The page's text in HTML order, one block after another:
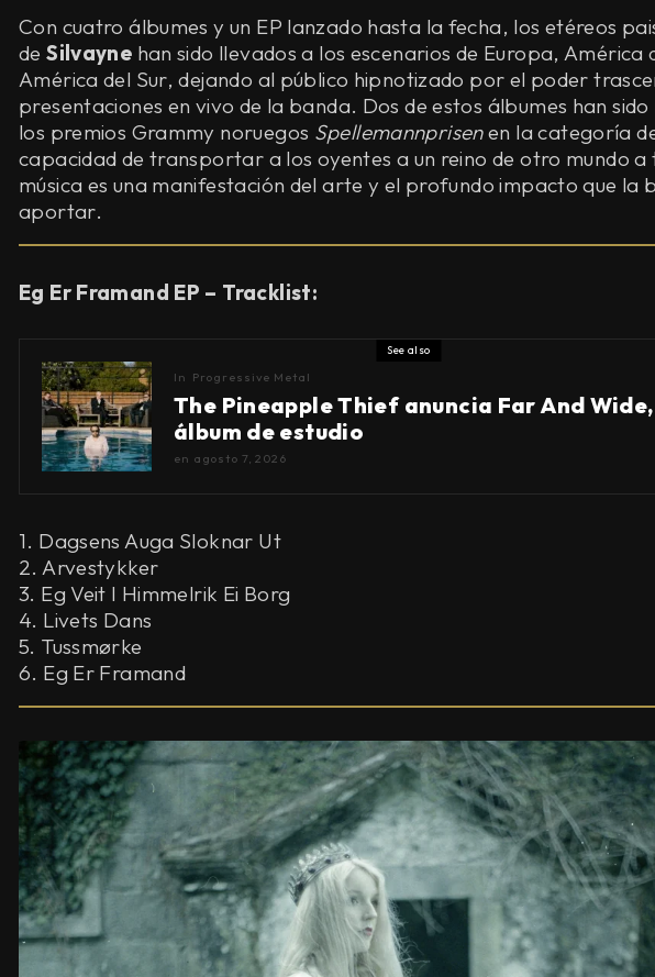
Con cuatro álbumes y un EP lanzado hasta la fecha, los etéreos
deSilvayne han sido llevados a los escenarios de Europa, América
América del Sur, dejando al público hipnotizado por el poder
presentaciones en vivo de la banda. Dos de estos álbumes han
los premios Grammy noruegos Spellemannprisenen la categoría
capacidad de transportar a los oyentes a un reino de otro mundo a
música es una manifestación del arte y el profundo impacto que la
aportar.
Eg Er Framand EP – Tracklist:
See also
In Progressive Metal
The Pineapple Thief anuncia Far And Wide,
álbum de estudio
en agosto 7, 2026
1. Dagsens Auga Sloknar Ut
2. Arvestykker
3. Eg Veit I Himmelrik Ei Borg
4. Livets Dans
5. Tussmørke
6. Eg Er Framand